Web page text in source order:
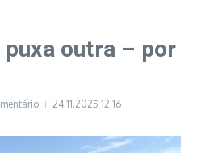
outra – por
24.11.2025 12:16